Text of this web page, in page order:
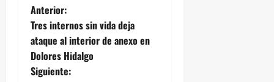
N
a
v
Anterior:
Tres internos sin vida deja
ataque al interior de anexo en
Dolores Hidalgo
Siguiente: